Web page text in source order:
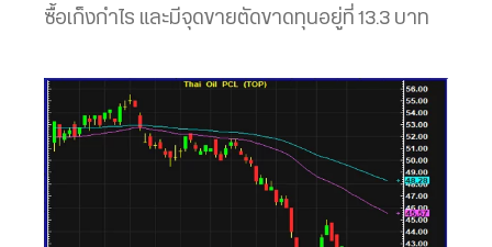
ซื้อเก็งกำไร และมีจุดขายตัดขาดทุนอยู่ที่ 13.3 บาท